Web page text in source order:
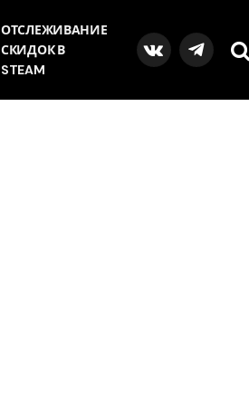
ОТСЛЕЖИВАНИЕ
СКИДОК В
STEAM
VKontakteTelegram